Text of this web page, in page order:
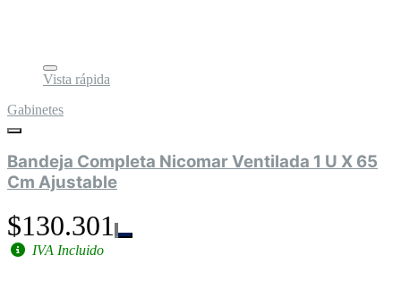
Vista rápida
Gabinetes
Bandeja Completa Nicomar Ventilada 1 U X 65
Cm Ajustable
$130.301
IVA Incluido